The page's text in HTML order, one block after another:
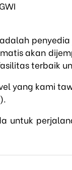
penyedia
akan
terbaik
yang kami
untuk